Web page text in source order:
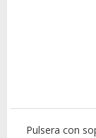
Pulsera con